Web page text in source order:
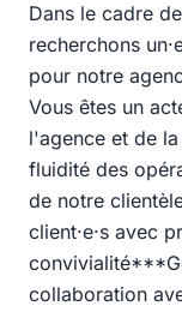
Dans le cadre
recherchons
pour notre
Vous êtes un
l'agence et de
fluidité des
de notre
client·e·s avec
collaboration